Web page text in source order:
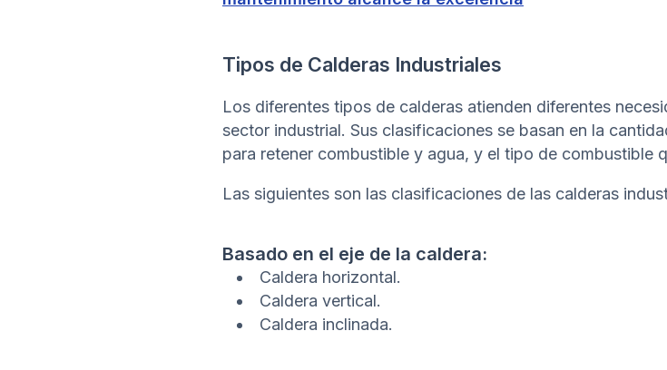
Tipos de Calderas Industriales
Los diferentes tipos de calderas atienden diferentes
sector industrial. Sus clasificaciones se basan en la
para retener combustible y agua, y el tipo de combustible
Las siguientes son las clasificaciones de las calderas
Basado en el eje de la caldera:
Caldera horizontal.
Caldera vertical.
Caldera inclinada.